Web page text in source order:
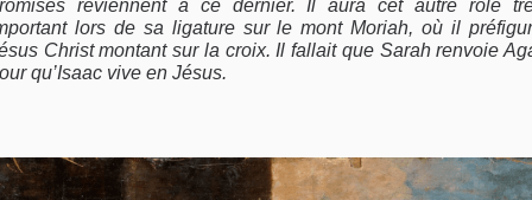
reviennent à ce dernier. Il aura cet autre rôle
lors de sa ligature sur le mont Moriah, où il
Christ montant sur la croix. Il fallait que Sarah renvoie
qu’Isaac vive en Jésus.